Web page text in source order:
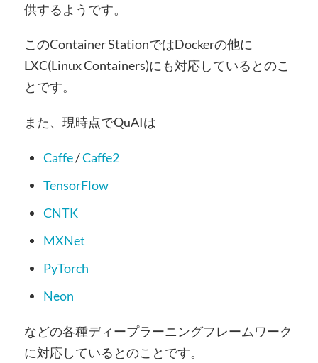
供するようです。
このContainer StationではDockerの他に
LXC(Linux Containers)にも対応しているとのこ
とです。
また、現時点でQuAIは
Caffe/Caffe2
TensorFlow
CNTK
MXNet
PyTorch
Neon
などの各種ディープラーニングフレームワーク
に対応しているとのことです。